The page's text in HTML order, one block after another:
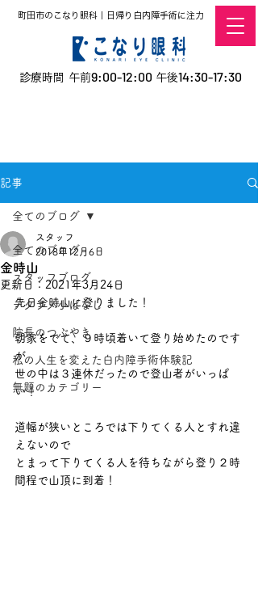
町田市のこなり眼科｜日帰り白内障手術に注力
診療時間 午前9:00-12:00 午後14:30-17:30
記事
全てのブログ
スタッフブログ
デタラメ小ばなし
院長のつぶやき
私の人生を変えた白内障手術体験記
無題のカテゴリー
全てのブログ
金時山
スタッフ
2018年12月6日
更新日： 2021年3月24日
先日金時山に登りました！
朝家をでて、９時頃着いて登り始めたのです
が
世の中は３連休だったので登山者がいっぱ
い！
道幅が狭いところでは下りてくる人とすれ違
えないので
とまって下りてくる人を待ちながら登り２時
間程で山頂に到着！